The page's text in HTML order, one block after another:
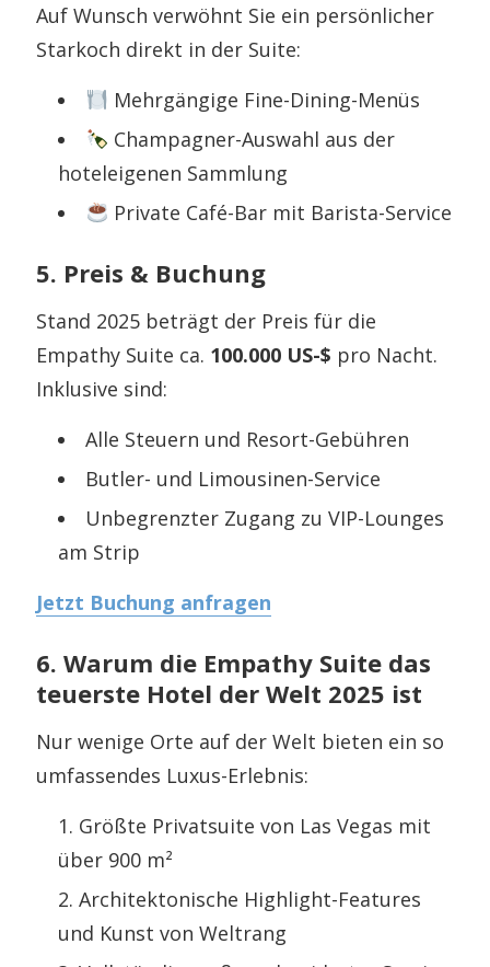
Auf Wunsch verwöhnt Sie ein persönlicher
Starkoch direkt in der Suite:
Mehrgängige Fine-Dining-Menüs
Champagner-Auswahl aus der
hoteleigenen Sammlung
Private Café-Bar mit Barista-Service
5. Preis & Buchung
Stand 2025 beträgt der Preis für die
Empathy Suite ca. 100.000 US-$ pro Nacht.
Inklusive sind:
Alle Steuern und Resort-Gebühren
Butler- und Limousinen-Service
Unbegrenzter Zugang zu VIP-Lounges
am Strip
Jetzt Buchung anfragen
6. Warum die Empathy Suite das
teuerste Hotel der Welt 2025 ist
Nur wenige Orte auf der Welt bieten ein so
umfassendes Luxus-Erlebnis:
Größte Privatsuite von Las Vegas mit
über 900 m²
Architektonische Highlight-Features
und Kunst von Weltrang